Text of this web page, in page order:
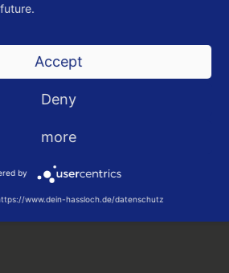
Accept
Deny
more
by
www.dein-hassloch.de/datenschutz